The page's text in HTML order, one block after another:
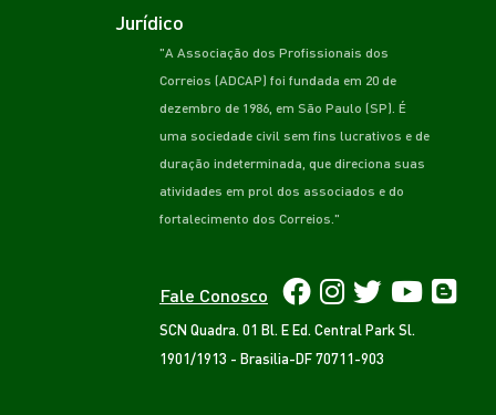
Jurídico
"A Associação dos Profissionais dos
Correios (ADCAP) foi fundada em 20 de
dezembro de 1986, em São Paulo (SP). É
uma sociedade civil sem fins lucrativos e de
duração indeterminada, que direciona suas
atividades em prol dos associados e do
fortalecimento dos Correios."
Fale Conosco
SCN Quadra. 01 Bl. E Ed. Central Park Sl.
1901/1913 - Brasilia-DF 70711-903